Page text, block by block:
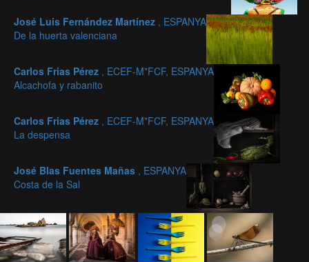
José Luis Fernández Martínez , ESPANYA
De la huerta valenciana
Carlos Frias Pérez , ECEF-M*FCF, ESPANYA
Alcachofa y rabanito
Carlos Frias Pérez , ECEF-M*FCF, ESPANYA
La despensa
José Blas Fuentes Mañas , ESPANYA
Costa de la Sal